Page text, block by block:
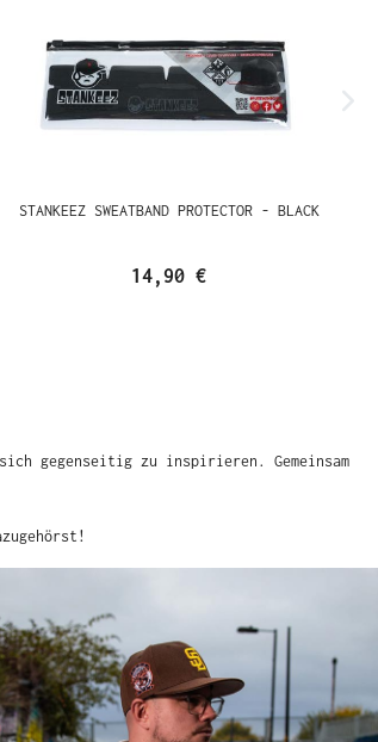
STANKEEZ SWEATBAND PROTECTOR -
14,90 €
zu inspirieren. Gemeinsam machen wir